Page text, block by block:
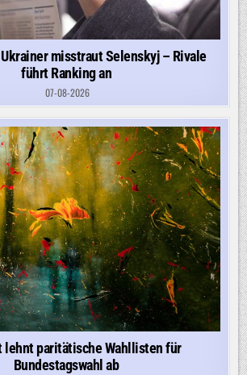
misstraut Selenskyj – Rivale
führt Ranking an
07-08-2026
lehnt paritätische Wahllisten für
Bundestagswahl ab